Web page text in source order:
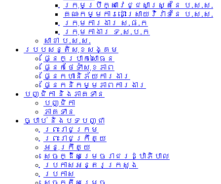
ក្រុមប្រឹក្សាវេជ្ជសាស្រ្តនៃ ប.ស.ស.
គណៈកម្មការដោះស្រាយវិវាទនៃ ប.ស.ស.
ក្រុមការងារ​ ស.ផ.ក
ក្រុមកាងារ ទ.ស.ប.ក
សាខា ប.ស.ស.
របបសន្តិសុខសង្គម
ផ្នែកប្រាក់សោធន
ផ្នែកថែទាំសុខភាព
ផ្នែកហានិភ័យការងារ
ផ្នែកនិកម្មភាពការងារ
បញ្ជិកា និងភាគទាន
បញ្ជិកា
ភាគទាន
ច្បាប់ និងបទបញ្ជា
ព្រះរាជក្រម
ព្រះរាជក្រឹត្យ
អនុក្រឹត្យ
សេចក្ដីសម្រេចរាជរដ្ឋាភិបាល
ប្រកាសអន្តរក្រសួង
ប្រកាស